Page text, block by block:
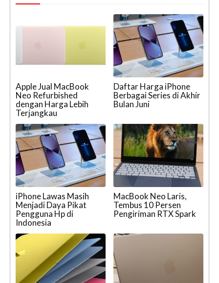
Apple Jual MacBook
Neo Refurbished
dengan Harga Lebih
Terjangkau
Daftar Harga iPhone
Berbagai Series di Akhir
Bulan Juni
iPhone Lawas Masih
Menjadi Daya Pikat
Pengguna Hp di
Indonesia
MacBook Neo Laris,
Tembus 10 Persen
Pengiriman RTX Spark